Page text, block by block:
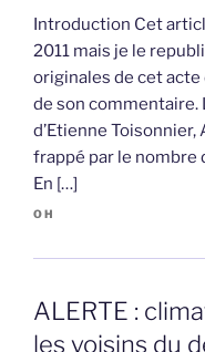
Introduction Cet
2011 mais je le
originales de cet
de son commentaire.
d’Etienne Toisonnier,
frappé par le nombre
En […]
OH
ALERTE :
les voisins du